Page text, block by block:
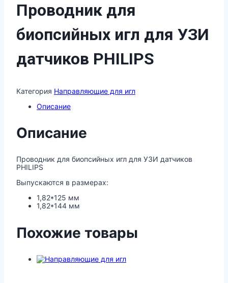
Проводник для
биопсийных игл для УЗИ
датчиков PHILIPS
Категория Направляющие для игл
Описание
Описание
Проводник для биопсийных игл для УЗИ датчиков
PHILIPS
Выпускаются в размерах:
1,82*125 мм
1,82*144 мм
Похожие товары